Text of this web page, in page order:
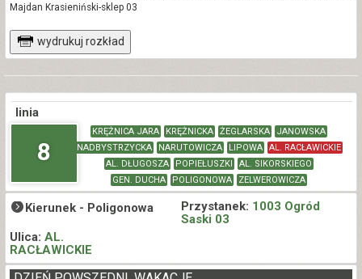
Majdan Krasieniński-sklep 03
wydrukuj rozkład
linia
8
KRĘŻNICA JARA KRĘŻNICKA ŻEGLARSKA
JANOWSKA
NADBYSTRZYCKA
NARUTOWICZA LIPOWA
AL. RACŁAWICKIE
AL. DŁUGOSZA
POPIEŁUSZKI
AL. SIKORSKIEGO
GEN. DUCHA
POLIGONOWA ZELWEROWICZA
Kierunek - Poligonowa Przystanek: 1003 Ogród
Saski 03
Ulica: AL.
RACŁAWICKIE